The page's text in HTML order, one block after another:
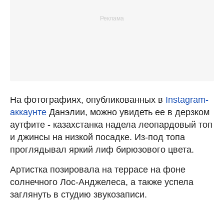
На фотографиях, опубликованных в Instagram-
аккаунте Данэлии, можно увидеть ее в дерзком
аутфите - казахстанка надела леопардовый топ
и джинсы на низкой посадке. Из-под топа
проглядывал яркий лиф бирюзового цвета.
Артистка позировала на террасе на фоне
солнечного Лос-Анджелеса, а также успела
заглянуть в студию звукозаписи.